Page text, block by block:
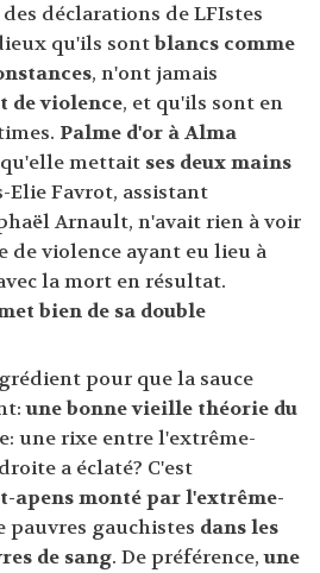
déclarations de LFIstes
qu'ils sontblancs comme
, n'ont jamais
de violence, et qu'ils sont en
Palme d'or à Alma
qu'elle mettait ses deux mains
Elie Favrot, assistant
Arnault, n'avait rien à voir
de violence ayant eu lieu à
la mort en résultat.
bien de sa double
pour que la sauce
une bonne vieille théorie du
une rixe entre l'extrême-
a éclaté? C'est
apens monté par l'extrême-
gauchistes dans les
de sang. De préférence,une